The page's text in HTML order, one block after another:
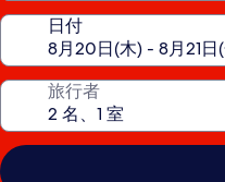
日付
旅行者